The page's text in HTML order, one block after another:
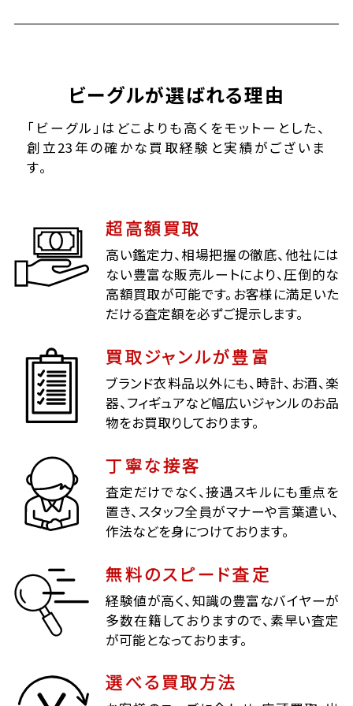
ビーグルが選ばれる理由
「ビーグル」はどこよりも高くをモットーとした、
創立23年の確かな買取経験と実績がございま
す。
超高額買取
高い鑑定力、相場把握の徹底、他社には
ない豊富な販売ルートにより、圧倒的な
高額買取が可能です。お客様に満足いた
だける査定額を必ずご提示します。
買取ジャンルが豊富
ブランド衣料品以外にも、時計、お酒、楽
器、フィギュアなど幅広いジャンルのお品
物をお買取りしております。
丁寧な接客
査定だけでなく、接遇スキルにも重点を
置き、スタッフ全員がマナーや言葉遣い、
作法などを身につけております。
無料のスピード査定
経験値が高く、知識の豊富なバイヤーが
多数在籍しておりますので、素早い査定
が可能となっております。
選べる買取方法